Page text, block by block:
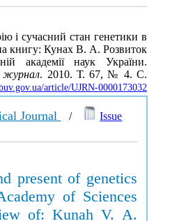
і сучасний стан генетики в
книгу: Кунах В. А. Розвиток
академії наук України.
журнал. 2010. Т. 67, № 4. С.
article/UJRN-0000173032
Journal /
Issue
present of genetics
of Sciences
of: Kunah V. A.